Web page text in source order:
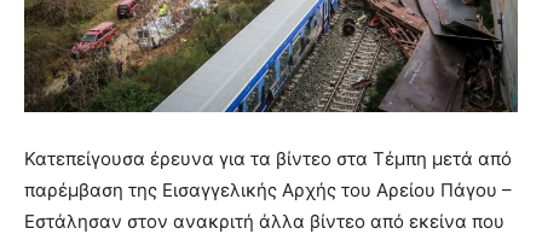
Κατεπείγουσα έρευνα για τα βίντεο στα Τέμπη μετά από
παρέμβαση της Εισαγγελικής Αρχής του Αρείου Πάγου –
Εστάλησαν στον ανακριτή άλλα βίντεο από εκείνα που